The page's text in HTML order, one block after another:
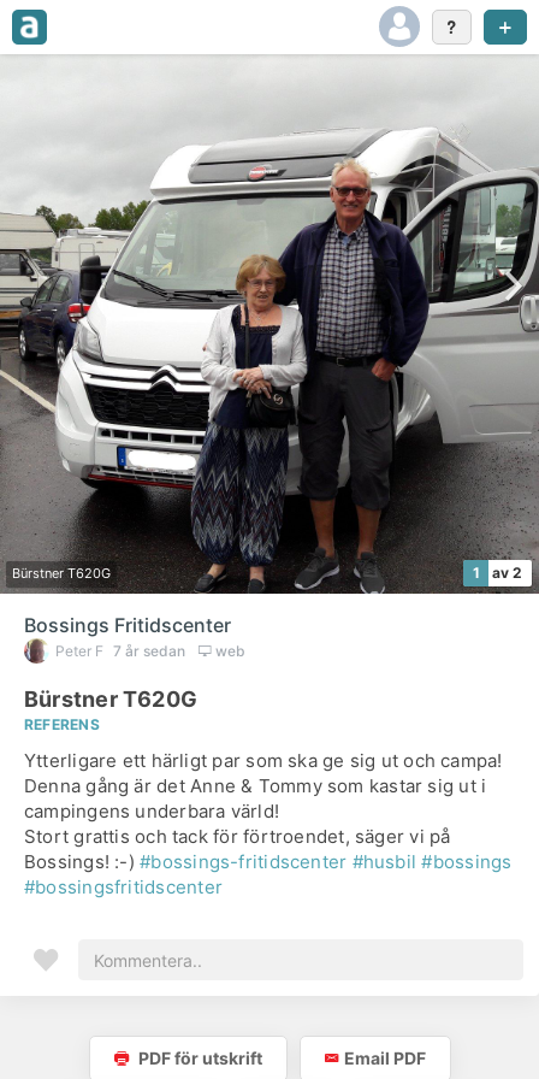
Bürstner T620G 1 av 2
Bossings Fritidscenter
Peter F 7 år sedan web
Bürstner T620G
REFERENS
Ytterligare ett härligt par som ska ge sig ut och campa!
Denna gång är det Anne & Tommy som kastar sig ut i
campingens underbara värld!
Stort grattis och tack för förtroendet, säger vi på
Bossings! :-)#bossings-fritidscenter #husbil #bossings
#bossingsfritidscenter
PDF för utskrift Email PDF